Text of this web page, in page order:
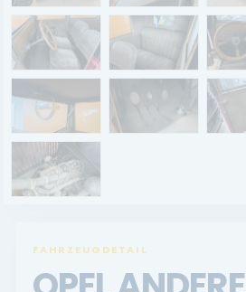
Gewerbekunden
Probefahrt
Mietwagen
Ankauf
WERKSTATTTERMIN
Renault Service
FAHRZEUGDETAIL